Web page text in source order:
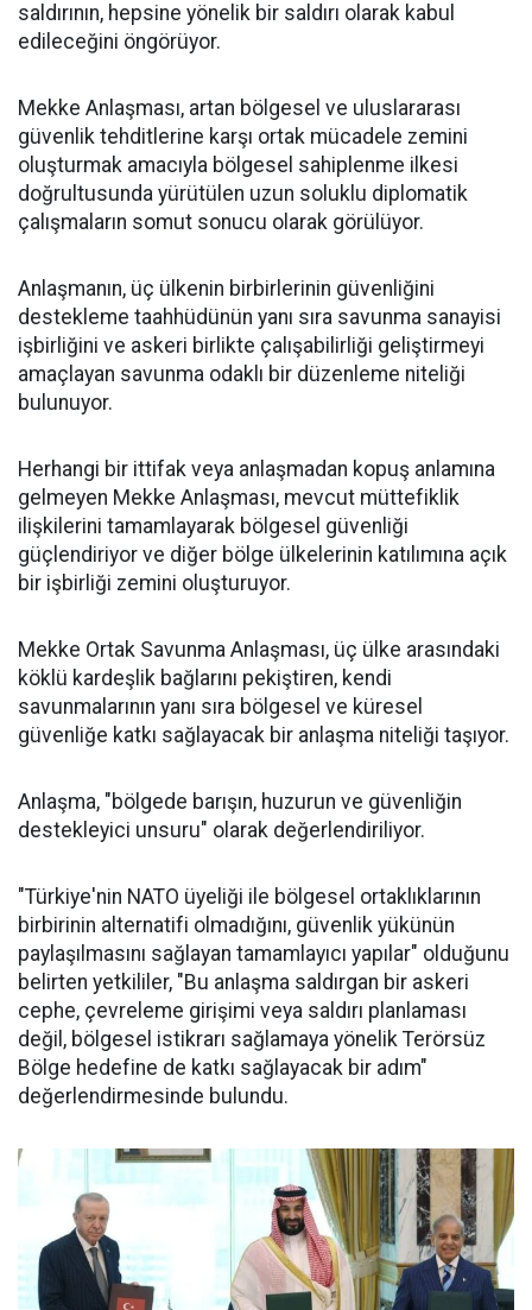
saldırının, hepsine yönelik bir saldırı olarak kabul
edileceğini öngörüyor.
Mekke Anlaşması, artan bölgesel ve uluslararası
güvenlik tehditlerine karşı ortak mücadele zemini
oluşturmak amacıyla bölgesel sahiplenme ilkesi
doğrultusunda yürütülen uzun soluklu diplomatik
çalışmaların somut sonucu olarak görülüyor.
Anlaşmanın, üç ülkenin birbirlerinin güvenliğini
destekleme taahhüdünün yanı sıra savunma sanayisi
işbirliğini ve askeri birlikte çalışabilirliği geliştirmeyi
amaçlayan savunma odaklı bir düzenleme niteliği
bulunuyor.
Herhangi bir ittifak veya anlaşmadan kopuş anlamına
gelmeyen Mekke Anlaşması, mevcut müttefiklik
ilişkilerini tamamlayarak bölgesel güvenliği
güçlendiriyor ve diğer bölge ülkelerinin katılımına açık
bir işbirliği zemini oluşturuyor.
Mekke Ortak Savunma Anlaşması, üç ülke arasındaki
köklü kardeşlik bağlarını pekiştiren, kendi
savunmalarının yanı sıra bölgesel ve küresel
güvenliğe katkı sağlayacak bir anlaşma niteliği taşıyor.
Anlaşma, "bölgede barışın, huzurun ve güvenliğin
destekleyici unsuru" olarak değerlendiriliyor.
"Türkiye'nin NATO üyeliği ile bölgesel ortaklıklarının
birbirinin alternatifi olmadığını, güvenlik yükünün
paylaşılmasını sağlayan tamamlayıcı yapılar" olduğunu
belirten yetkililer, "Bu anlaşma saldırgan bir askeri
cephe, çevreleme girişimi veya saldırı planlaması
değil, bölgesel istikrarı sağlamaya yönelik Terörsüz
Bölge hedefine de katkı sağlayacak bir adım"
değerlendirmesinde bulundu.